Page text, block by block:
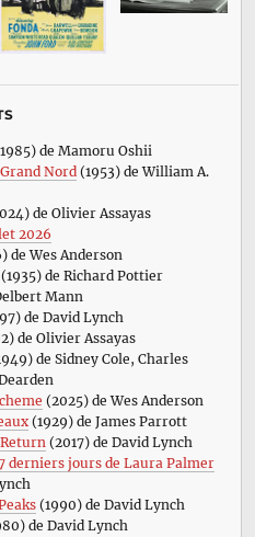
de Mamoru Oshii
Nord(1953) de William A.
de Olivier Assayas
2026
de Wes Anderson
de Richard Pottier
Mann
de David Lynch
de Olivier Assayas
de Sidney Cole, Charles
(2025) de Wes Anderson
(1929) de James Parrott
(2017) de David Lynch
derniers jours de Laura Palmer
(1990) de David Lynch
de David Lynch